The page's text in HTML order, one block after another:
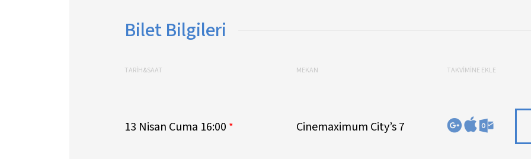
Bilet Bilgileri
TARİH&SAAT MEKAN TAKVİMİNE EKLE
13 Nisan Cuma 16:00 * Cinemaximum City’s 7